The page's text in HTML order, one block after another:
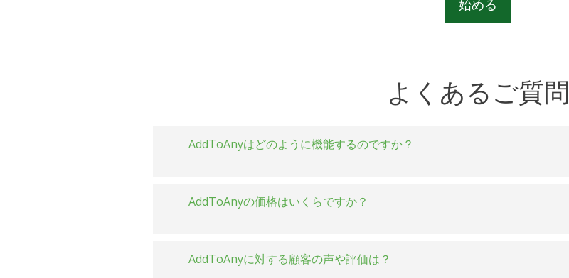
始める
よくあるご質問
AddToAnyはどのように機能するのですか？
AddToAnyの価格はいくらですか？
AddToAnyに対する顧客の声や評価は？